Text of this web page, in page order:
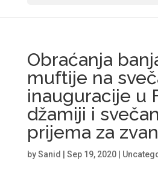
Obraćanja
muftije na
inauguracije u
džamiji i
prijema za
bySanid Sep 19, 2020|